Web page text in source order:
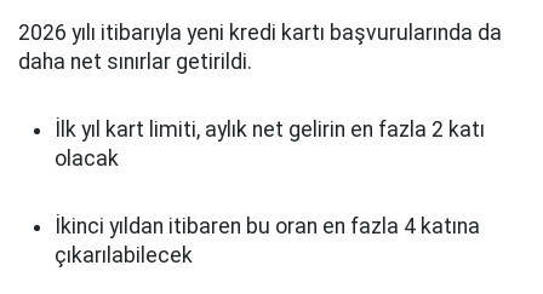
2026 yılı itibarıyla yeni kredi kartı başvurularında da
daha net sınırlar getirildi.
İlk yıl kart limiti, aylık net gelirin en fazla 2 katı
olacak
İkinci yıldan itibaren bu oran en fazla 4 katına
çıkarılabilecek